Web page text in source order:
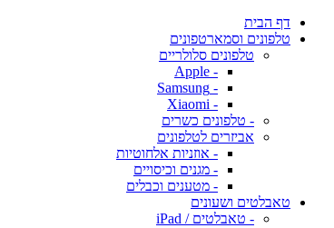
דף הבית
טלפונים וסמארטפונים
טלפונים סלולריים
- Apple
- Samsung
- Xiaomi
- טלפונים כשרים
אביזרים לטלפונים
- אוזניות אלחוטיות
- מגנים וכיסויים
- מטענים וכבלים
טאבלטים ושעונים
- טאבלטים / iPad